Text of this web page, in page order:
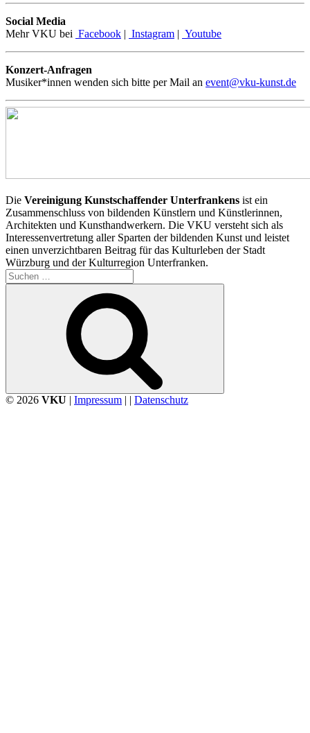
Social Media
Mehr VKU bei Facebook | Instagram | Youtube
Konzert-Anfragen
Musiker*innen wenden sich bitte per Mail an event@vku-kunst.de
Die Vereinigung Kunstschaffender Unterfrankens ist ein
Zusammenschluss von bildenden Künstlern und Künstlerinnen,
Architekten und Kunsthandwerkern. Die VKU versteht sich als
Interessenvertretung aller Sparten der bildenden Kunst und leistet
einen unverzichtbaren Beitrag für das Kulturleben der Stadt
Würzburg und der Kulturregion Unterfranken.
Suchen
nach:
© 2026 VKU | Impressum | | Datenschutz